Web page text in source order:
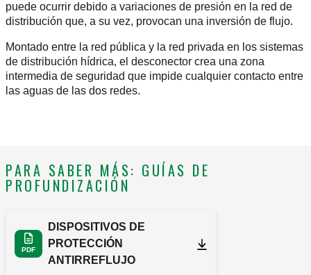
puede ocurrir debido a variaciones de presión en la red de
distribución que, a su vez, provocan una inversión de flujo.
Montado entre la red pública y la red privada en los sistemas
de distribución hídrica, el desconector crea una zona
intermedia de seguridad que impide cualquier contacto entre
las aguas de las dos redes.
PARA SABER MÁS: GUÍAS DE
PROFUNDIZACIÓN
PDF
DISPOSITIVOS DE
PROTECCIÓN
ANTIRREFLUJO